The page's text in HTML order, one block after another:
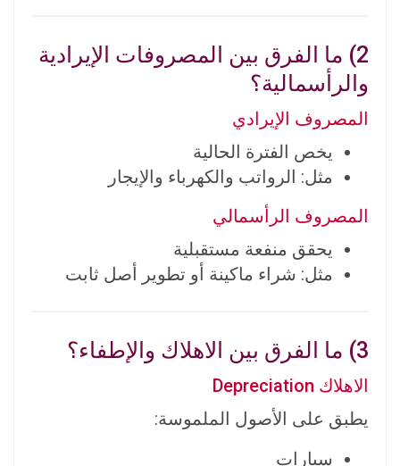
2) ما الفرق بين المصروفات الإيرادية
والرأسمالية؟
المصروف الإيرادي
يخص الفترة الحالية
مثل: الرواتب والكهرباء والإيجار
المصروف الرأسمالي
يحقق منفعة مستقبلية
مثل: شراء ماكينة أو تطوير أصل ثابت
3) ما الفرق بين الاهلاك والإطفاء؟
الاهلاك Depreciation
يطبق على الأصول الملموسة:
سيارات